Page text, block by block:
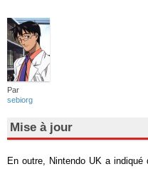
Par
sebiorg
Mise à jour
En outre, Nintendo UK a